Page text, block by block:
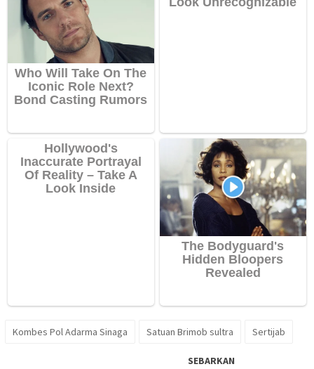
Kombes Pol Adarma Sinaga Satuan Brimob sultra Sertijab
SEBARKAN